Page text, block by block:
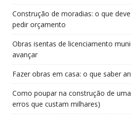
Construção de moradias: o que
pedir orçamento
Obras isentas de licenciamento
avançar
Fazer obras em casa: o que saber
Como poupar na construção de
erros que custam milhares)